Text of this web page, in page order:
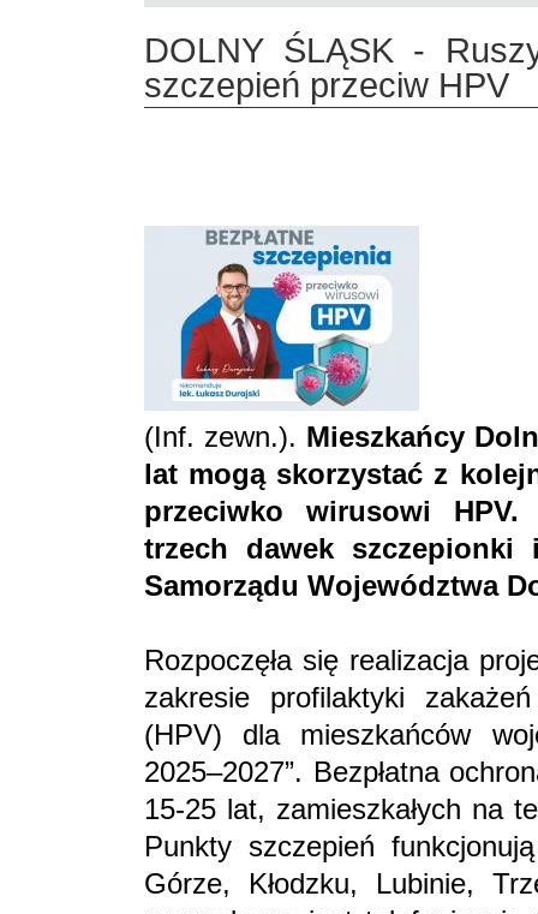
DOLNY ŚLĄSK -
szczepień przeciw HPV
(Inf. zewn.). Mieszkańcy
lat mogą skorzystać z
przeciwko wirusowi
trzech dawek
Samorządu Województwa
Rozpoczęła się realizacja
zakresie profilaktyki
(HPV) dla mieszkańców
2025–2027”. Bezpłatna
15-25 lat, zamieszkałych na
Punkty szczepień
Górze, Kłodzku, Lubinie,